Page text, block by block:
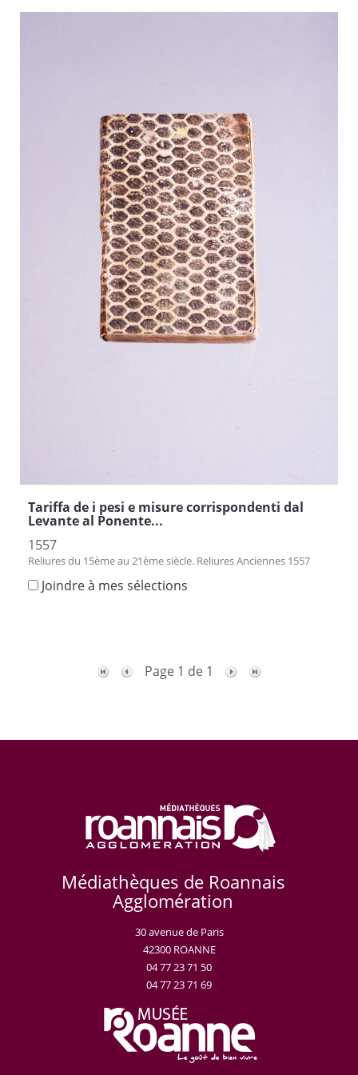
Tariffa de i pesi e misure corrispondenti dal
Levante al Ponente...
1557
Reliures du 15ème au 21ème siècle. Reliures Anciennes 1557
Joindre à mes sélections
Page 1 de 1
Médiathèques de Roannais
Agglomération
30 avenue de Paris
42300 ROANNE
04 77 23 71 50
04 77 23 71 69